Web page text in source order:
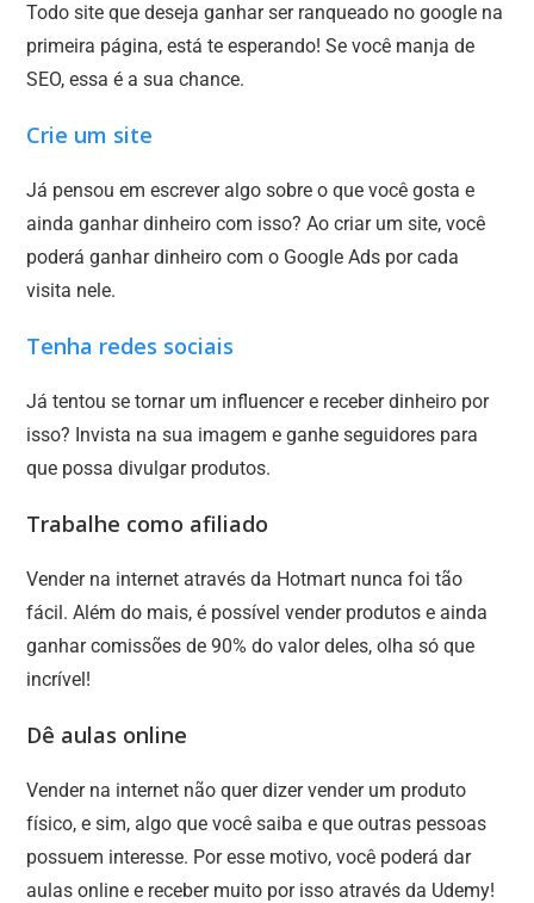
Todo site que deseja ganhar ser ranqueado no google na
primeira página, está te esperando! Se você manja de
SEO, essa é a sua chance.
Crie um site
Já pensou em escrever algo sobre o que você gosta e
ainda ganhar dinheiro com isso? Ao criar um site, você
poderá ganhar dinheiro com o Google Ads por cada
visita nele.
Tenha redes sociais
Já tentou se tornar um influencer e receber dinheiro por
isso? Invista na sua imagem e ganhe seguidores para
que possa divulgar produtos.
Trabalhe como afiliado
Vender na internet através da Hotmart nunca foi tão
fácil. Além do mais, é possível vender produtos e ainda
ganhar comissões de 90% do valor deles, olha só que
incrível!
Dê aulas online
Vender na internet não quer dizer vender um produto
físico, e sim, algo que você saiba e que outras pessoas
possuem interesse. Por esse motivo, você poderá dar
aulas online e receber muito por isso através da Udemy!